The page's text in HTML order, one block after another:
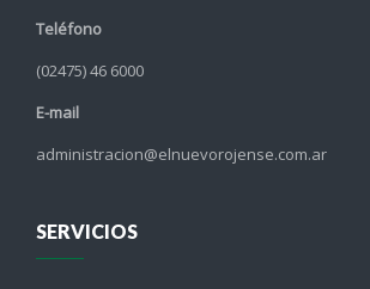
Teléfono
(02475) 46 6000
E-mail
administracion@elnuevorojense.com.ar
SERVICIOS